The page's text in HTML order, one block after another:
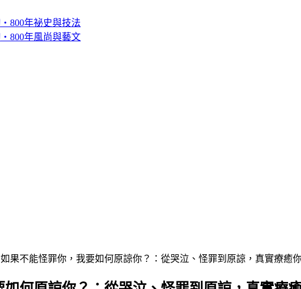
年祕史與技法
年風尚與藝文
果不能怪罪你，我要如何原諒你？：從哭泣、怪罪到原諒，真實療癒你